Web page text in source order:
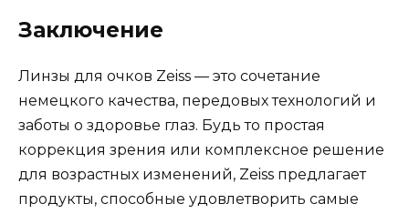
Заключение
Линзы для очков Zeiss — это сочетание
немецкого качества, передовых технологий и
заботы о здоровье глаз. Будь то простая
коррекция зрения или комплексное решение
для возрастных изменений, Zeiss предлагает
продукты, способные удовлетворить самые